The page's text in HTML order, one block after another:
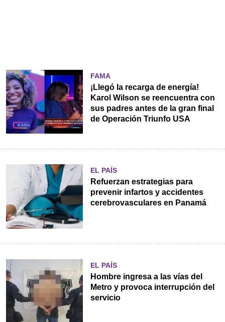
FAMA
¡Llegó la recarga de energía!
Karol Wilson se reencuentra con
sus padres antes de la gran final
de Operación Triunfo USA
EL PAÍS
Refuerzan estrategias para
prevenir infartos y accidentes
cerebrovasculares en Panamá
EL PAÍS
Hombre ingresa a las vías del
Metro y provoca interrupción del
servicio